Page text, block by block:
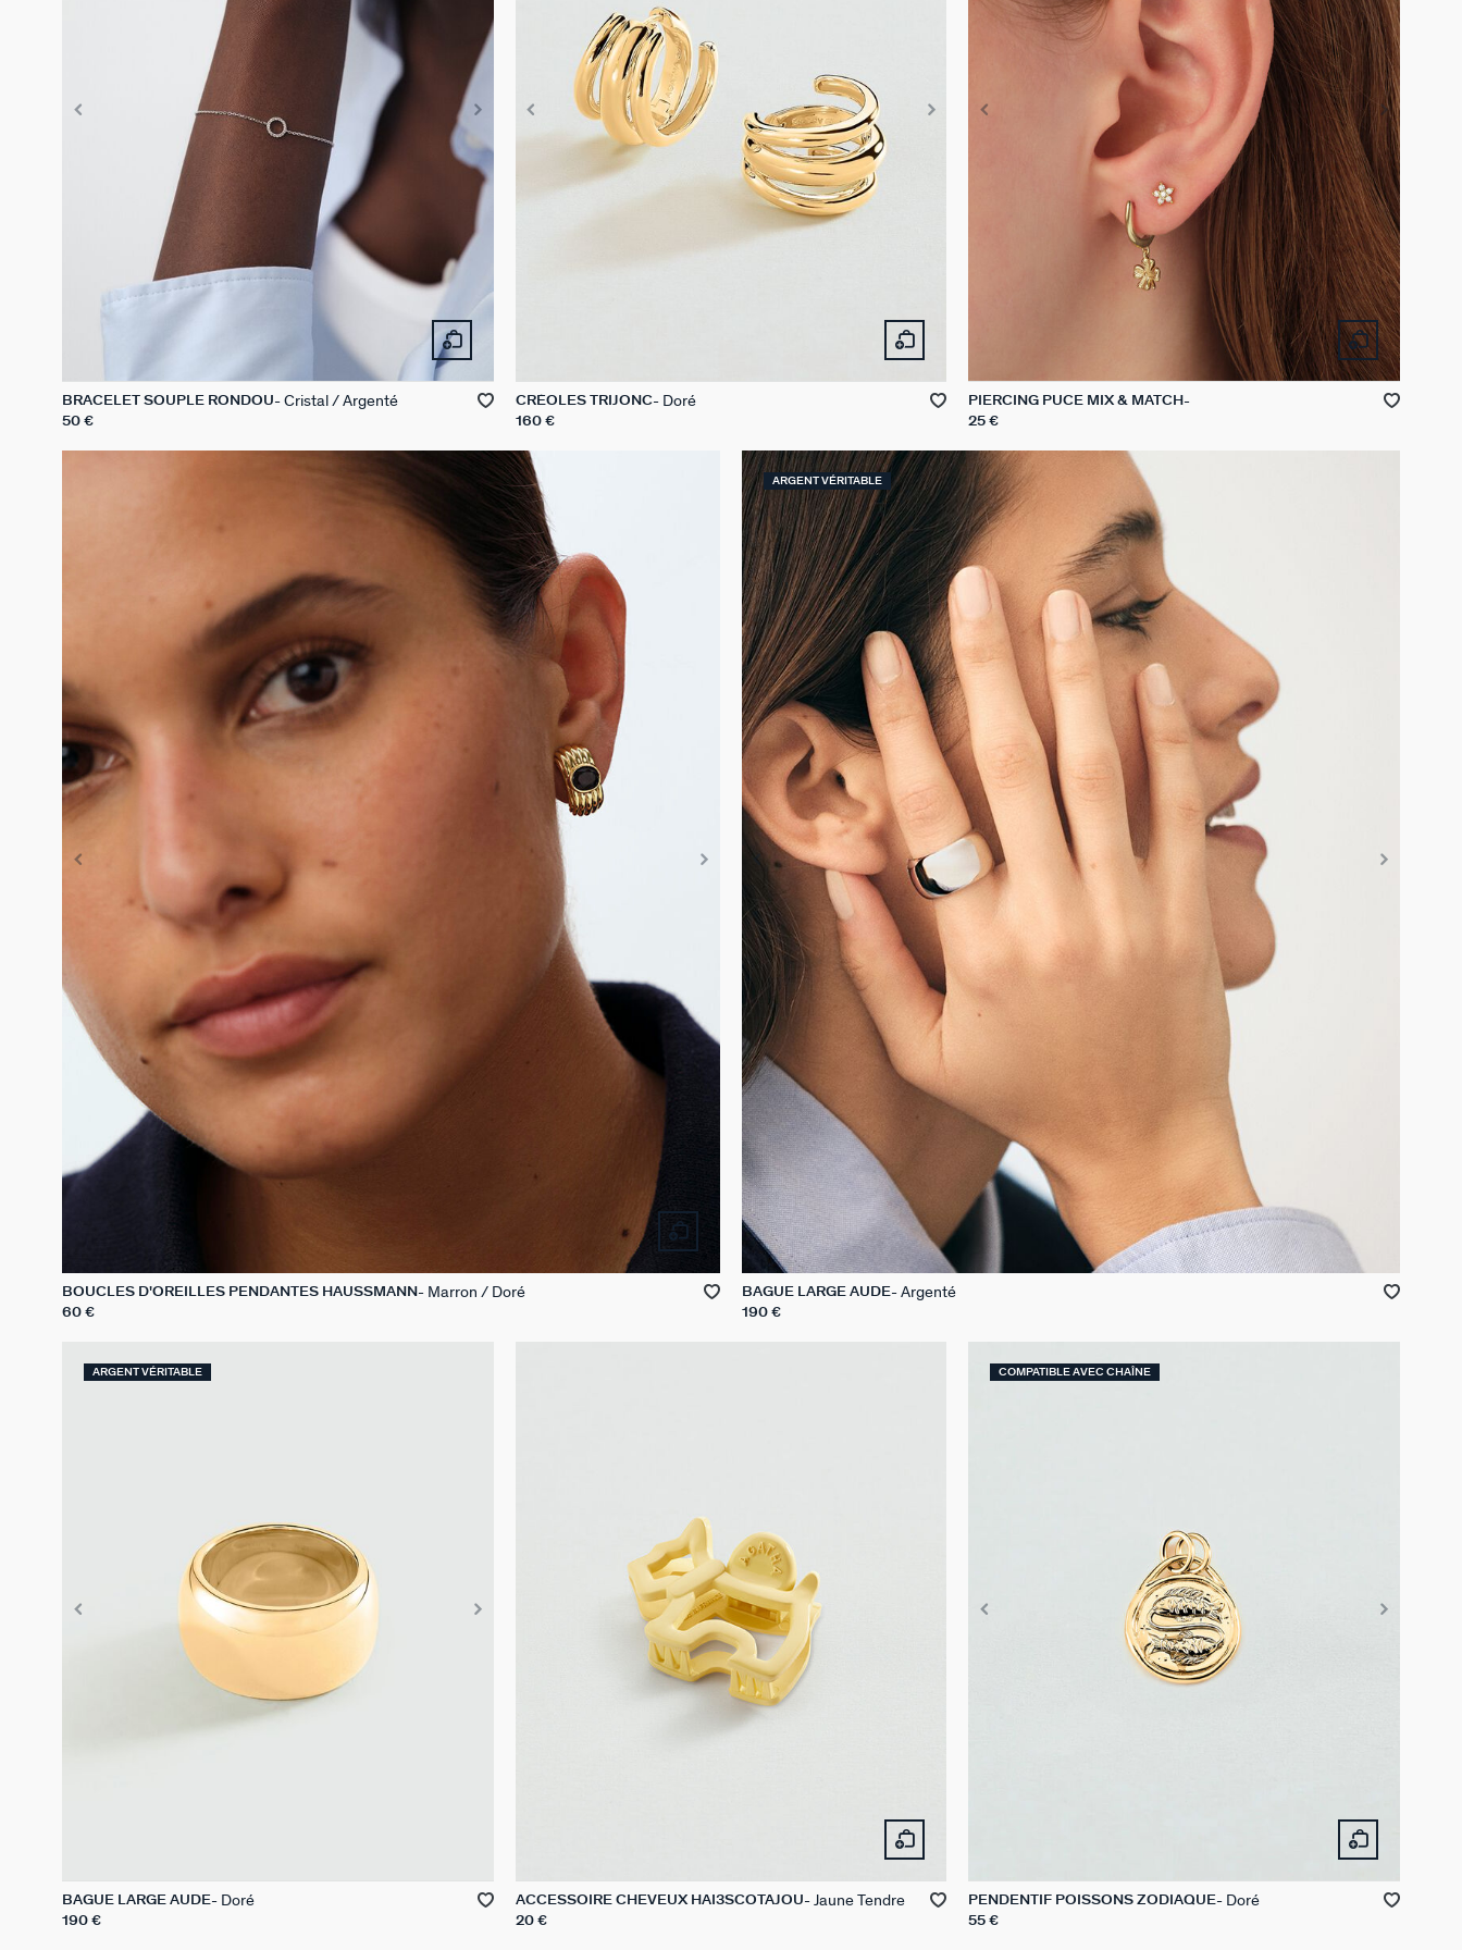
BRACELET SOUPLE RONDOU Cristal / Argenté
50 €
CRÉOLES TRIJONC Doré
160 €
PIERCING PUCE MIX & MATCH
25 €
BOUCLES D'OREILLES PENDANTES HAUSSMANN Marron / Doré
60 €
ARGENT VÉRITABLE
BAGUE LARGE AUDE Argenté
190 €
ARGENT VÉRITABLE
BAGUE LARGE AUDE Doré
190 €
ACCESSOIRE CHEVEUX HAI3SCOTAJOU Jaune Tendre
20 €
COMPATIBLE AVEC CHAÎNE
PENDENTIF POISSONS ZODIAQUE Doré
55 €